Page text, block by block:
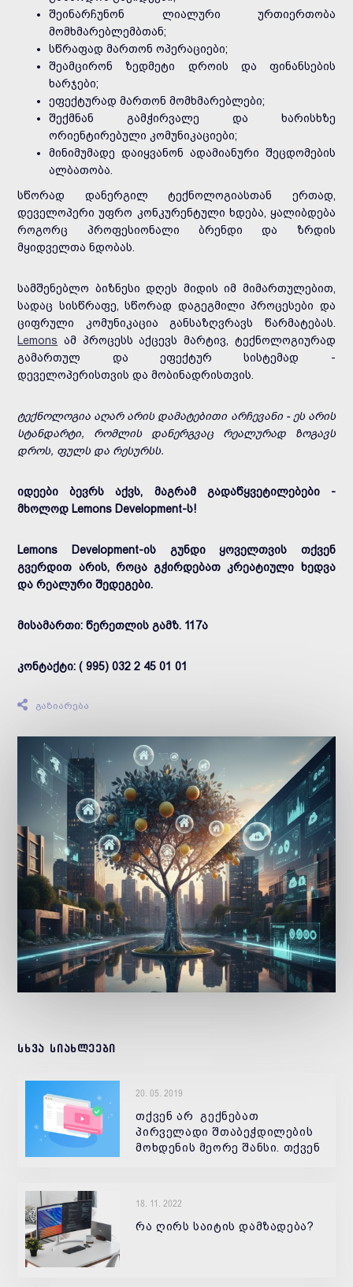
შეინარჩუნონ ლიალური ურთიერთობა
მომხმარებლემბთან;
სწრაფად მართონ ოპერაციები;
შეამცირონ ზედმეტი დროის და ფინანსების
ხარჯები;
ეფექტურად მართონ მომხმარებლები;
შექმნან გამჭირვალე და ხარისხზე
ორიენტირებული კომუნიკაციები;
მინიმუმადე დაიყვანონ ადამიანური შეცდომების
ალბათობა.
სწორად დანერგილ ტექნოლოგიასთან ერთად,
დეველოპერი უფრო კონკურენტული ხდება, ყალიბდება
როგორც პროფესიონალი ბრენდი და ზრდის
მყიდველთა ნდობას.
სამშენებლო ბიზნესი დღეს მიდის იმ მიმართულებით,
სადაც სისწრაფე, სწორად დაგეგმილი პროცესები და
ციფრული კომუნიკაცია განსაზღვრავს წარმატებას.
Lemons ამ პროცესს აქცევს მარტივ, ტექნოლოგიურად
გამართულ და ეფექტურ სისტემად -
დეველოპერისთვის და მობინადრისთვის.
ტექნოლოგია აღარ არის დამატებითი არჩევანი - ეს არის
სტანდარტი, რომლის დანერგვაც რეალურად ზოგავს
დროს, ფულს და რესურსს.
იდეები ბევრს აქვს, მაგრამ გადაწყვეტილებები -
მხოლოდ Lemons Development-ს!
Lemons Development-ის გუნდი ყოველთვის თქვენ
გვერდით არის, როცა გჭირდებათ კრეატიული ხედვა
და რეალური შედეგები.
მისამართი: წერეთლის გამზ. 117ა
კონტაქტი: ( 995) 032 2 45 01 01
გაზიარება
სხვა სიახლეები
20. 05. 2019
თქვენ არ გექნებათ
პირველადი შთაბეჭდილების
მოხდენის მეორე შანსი. თქვენ
საიტის მთავარი გვერდი - ეს
არის შესაძლებლობა გაეცნოთ
18. 11. 2022
რა ღირს საიტის დამზადება?